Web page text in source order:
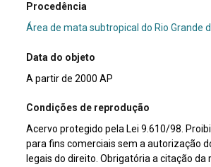
Procedência
Área de mata subtropical do Rio Grande
Data do objeto
A partir de 2000 AP
Condições de reprodução
Acervo protegido pela Lei 9.610/98.
para fins comerciais sem a autorização
legais do direito. Obrigatória a citação da